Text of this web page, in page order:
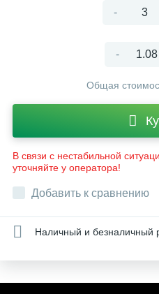
-
-
Общая
В связи с нестабильной
уточняйте у оператора!
Добавить к сравнению
Наличный и безналичный